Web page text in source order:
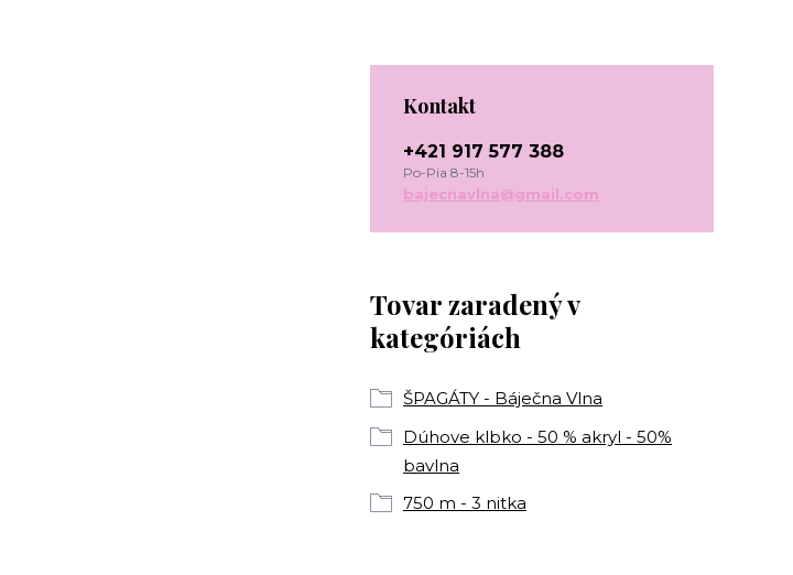
Tovar zaradený v
kategóriách
ŠPAGÁTY - Báječna Vlna
Dúhove klbko - 50 % akryl - 50%
bavlna
750 m - 3 nitka
Kontakt
+421 917 577 388
Po-Pia 8-15h
bajecnavlna@gmail.com